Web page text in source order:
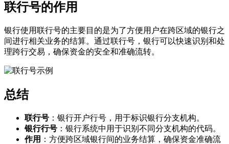
联行号的作用
银行使用联行号的主要目的是为了方便用户在跨区域的银行之
间进行相关业务的结算。通过联行号，银行可以快速识别和处
理跨行交易，确保资金的安全和准确流转。
总结
联行号 ：银行开户行号，用于标识银行分支机构。
银行行号 ：银行系统中用于识别不同分支机构的代码。
作用 ：方便跨区域银行间的业务结算，确保资金准确流